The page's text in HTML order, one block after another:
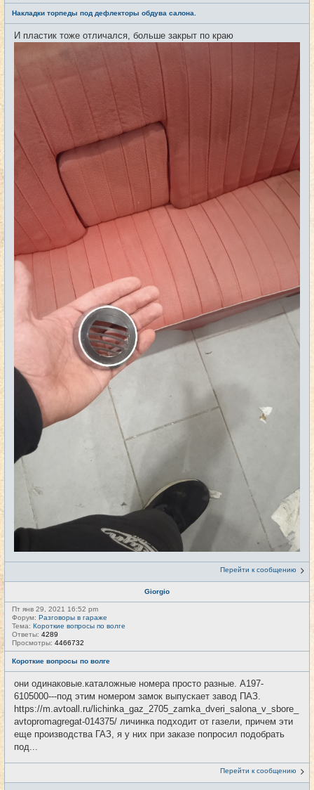
Накладки торпеды под дефлекторы обдува салона.
И пластик тоже отличался, больше закрыт по краю
Перейти к сообщению
Giorgio
Пт янв 29, 2021 16:52 pm
Форум: Разговоры в гараже
Тема: Короткие вопросы по волге
Ответы: 4289
Просмотры: 4466732
Короткие вопросы по волге
они одинаковые.каталожные номера просто разные. А197-
6105000---под этим номером замок выпускает завод ПАЗ.
https://m.avtoall.ru/lichinka_gaz_2705_zamka_dveri_salona_v_sbore_
avtopromagregat-014375/ личинка подходит от газели, причем эти
еще производства ГАЗ, я у них при заказе попросил подобрать
под...
Перейти к сообщению